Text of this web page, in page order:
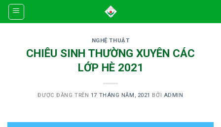
Skip
NGHỆ THUẬT
CHIÊU SINH THƯỜNG XUYÊN CÁC
LỚP HÈ 2021
ĐƯỢC ĐĂNG TRÊN 17 THÁNG NĂM, 2021 BỞI ADMIN